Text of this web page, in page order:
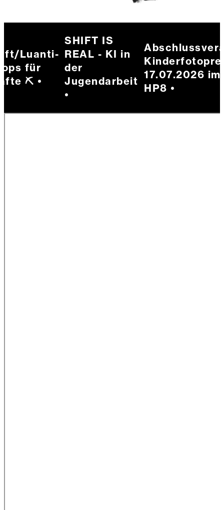
für
⛏️ •
SHIFT IS
REAL - KI in
Jugendarbeit
Kinderfotopreis:
17.07.2026 im
HP8 •